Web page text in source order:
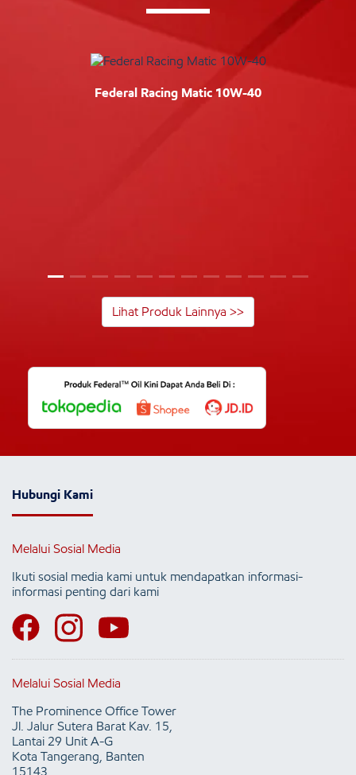
Federal Racing Matic 10W-40
Lihat Produk Lainnya >>
Hubungi Kami
Melalui Sosial Media
Ikuti sosial media kami untuk mendapatkan informasi-
informasi penting dari kami
Melalui Sosial Media
The Prominence Office Tower
Jl. Jalur Sutera Barat Kav. 15,
Lantai 29 Unit A-G
Kota Tangerang, Banten
15143